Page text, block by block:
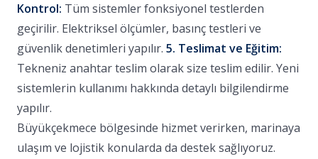
Kontrol: Tüm sistemler fonksiyonel testlerden
geçirilir. Elektriksel ölçümler, basınç testleri ve
güvenlik denetimleri yapılır. 5. Teslimat ve Eğitim:
Tekneniz anahtar teslim olarak size teslim edilir. Yeni
sistemlerin kullanımı hakkında detaylı bilgilendirme
yapılır.
Büyükçekmece bölgesinde hizmet verirken, marinaya
ulaşım ve lojistik konularda da destek sağlıyoruz.